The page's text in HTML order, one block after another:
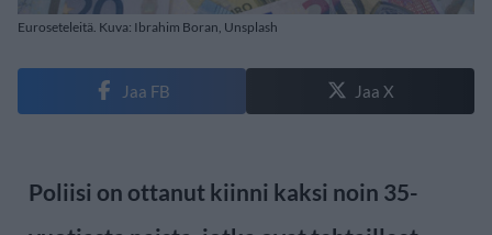
Euroseteleitä. Kuva: Ibrahim Boran, Unsplash
Jaa FB Jaa X
Poliisi on ottanut kiinni kaksi noin 35-